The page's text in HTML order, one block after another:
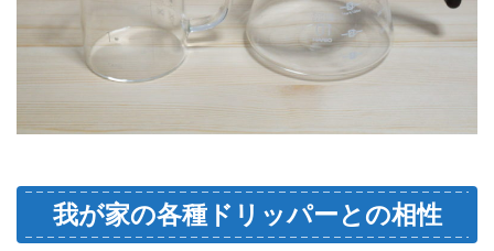
我が家の各種ドリッパーとの相性